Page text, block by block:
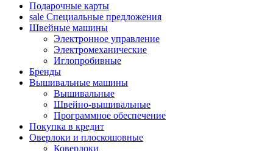
Подарочные карты
sale Специальные предложения
Швейные машины
Электронное управление
Электромеханические
Иглопробивные
Бренды
Вышивальные машины
Вышивальные
Швейно-вышивальные
Программное обеспечение
Покупка в кредит
Оверлоки и плоскошовные
Коверлоки